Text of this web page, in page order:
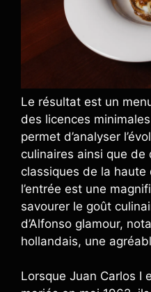
Le résultat est un
des licences
permet d’analyser
culinaires ainsi que de
classiques de la haute
l’entrée est une
savourer le goût
d’Alfonso glamour,
hollandais, une
Lorsque Juan Carlos I